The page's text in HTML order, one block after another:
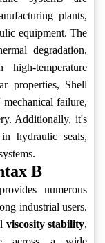
plants,
equipment. The
degradation,
temperature
properties, Shell
failure,
Additionally, it's
hydraulic seals,
B
numerous
industrial users.
viscosity stability,